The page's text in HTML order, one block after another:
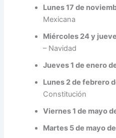
Lunes 17 de
Mexicana
Miércoles 24 y
– Navidad
Jueves 1 de enero
Lunes 2 de febrero
Constitución
Viernes 1 de mayo
Martes 5 de mayo